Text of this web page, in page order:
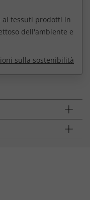
ai tessuti prodotti in
dell'ambiente e
sulla sostenibilità